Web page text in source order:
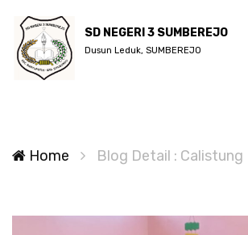
SD NEGERI 3 SUMBEREJO
Dusun Leduk, SUMBEREJO
Home Blog Detail : Calistung